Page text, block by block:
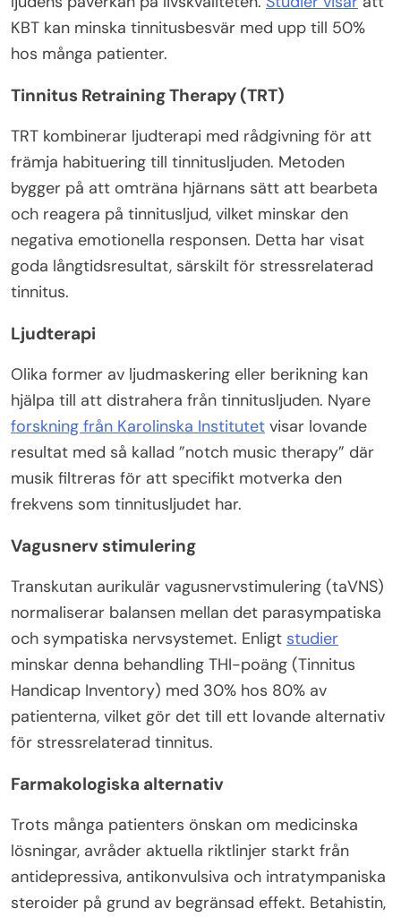
KBT kan minska tinnitusbesvär med upp till 50%
hos många patienter.
Tinnitus Retraining Therapy (TRT)
TRT kombinerar ljudterapi med rådgivning för att
främja habituering till tinnitusljuden. Metoden
bygger på att omträna hjärnans sätt att bearbeta
och reagera på tinnitusljud, vilket minskar den
negativa emotionella responsen. Detta har visat
goda långtidsresultat, särskilt för stressrelaterad
tinnitus.
Ljudterapi
Olika former av ljudmaskering eller berikning kan
hjälpa till att distrahera från tinnitusljuden. Nyare
forskning från Karolinska Institutet visar lovande
resultat med så kallad ”notch music therapy” där
musik filtreras för att specifikt motverka den
frekvens som tinnitusljudet har.
Vagusnerv stimulering
Transkutan aurikulär vagusnervstimulering (taVNS)
normaliserar balansen mellan det parasympatiska
och sympatiska nervsystemet. Enligt studier
minskar denna behandling THI-poäng (Tinnitus
Handicap Inventory) med 30% hos 80% av
patienterna, vilket gör det till ett lovande alternativ
för stressrelaterad tinnitus.
Farmakologiska alternativ
Trots många patienters önskan om medicinska
lösningar, avråder aktuella riktlinjer starkt från
antidepressiva, antikonvulsiva och intratympaniska
steroider på grund av begränsad effekt. Betahistin,